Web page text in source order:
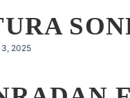
3, 2025